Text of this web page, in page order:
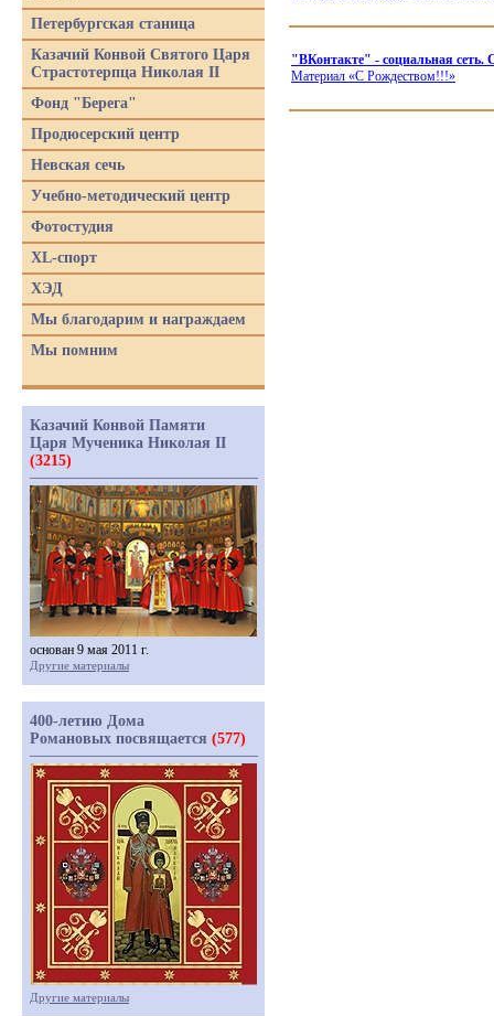
"ВКонтакте" - социальная сеть.
Материал «С Рождеством!!!»
Петербургская станица
Казачий Конвой Святого Царя
Страстотерпца Николая II
Фонд "Берега"
Продюсерский центр
Невская сечь
Учебно-методический центр
Фотостудия
XL-спорт
ХЭД
Мы благодарим и награждаем
Мы помним
Казачий Конвой Памяти
Царя Мученика Николая II
(3215)
основан 9 мая 2011 г.
Другие материалы
400-летию Дома
Романовых посвящается (577)
Другие материалы